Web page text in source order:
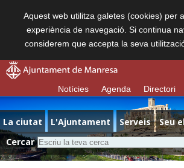
Aquest web utilitza galetes (cookies) per
experiència de navegació. Si continua
considerem que accepta la seva
Notícies Agenda Directori
La ciutat L'Ajuntament Serveis
Seu
Cercar